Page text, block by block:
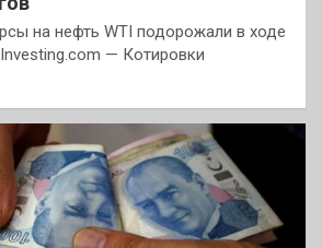
на нефть WTI подорожали в ходе
Investing.com — Котировки